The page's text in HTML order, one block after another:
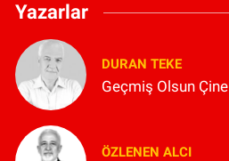
Yazarlar
DURAN TEKE
Geçmiş Olsun Çine
ÖZLENEN ALCI